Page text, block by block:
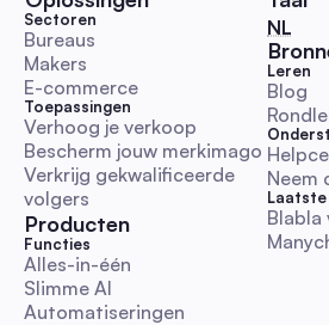
hebben.
Postbeeld: De Ultieme
Media Teams (2026)
Een automatisering-first
batch-exporteren, testen en
worden weergegeven in berichten,
advertentieplaatsen. Omvat
batchopdrachten,
en-klare workflows.
Social Media Gidsen
Sectoren
Bureaus
Makers
E-commerce
Toepassingen
Verhoog je verkoop
Bescherm jouw merkimago
Verkrijg gekwalificeerde
volgers
Producten
Functies
Alles-in-één
Slimme AI
Automatiseringen
Leren
Blog
Neem
Laatste
Blabla
NL